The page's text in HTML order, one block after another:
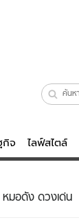
กิจ ไลฟ์สไตล์
ไลฟ์
หมอดัง ดวงเด่น